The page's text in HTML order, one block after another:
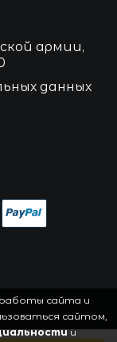
армии,
данных
работы сайта и
сайтом,
и